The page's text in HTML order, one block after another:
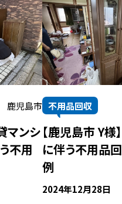
鹿児島市
マンシ
不用
不用品回収
【鹿児島市 Y様
に伴う不用品
例
2024年12月28日